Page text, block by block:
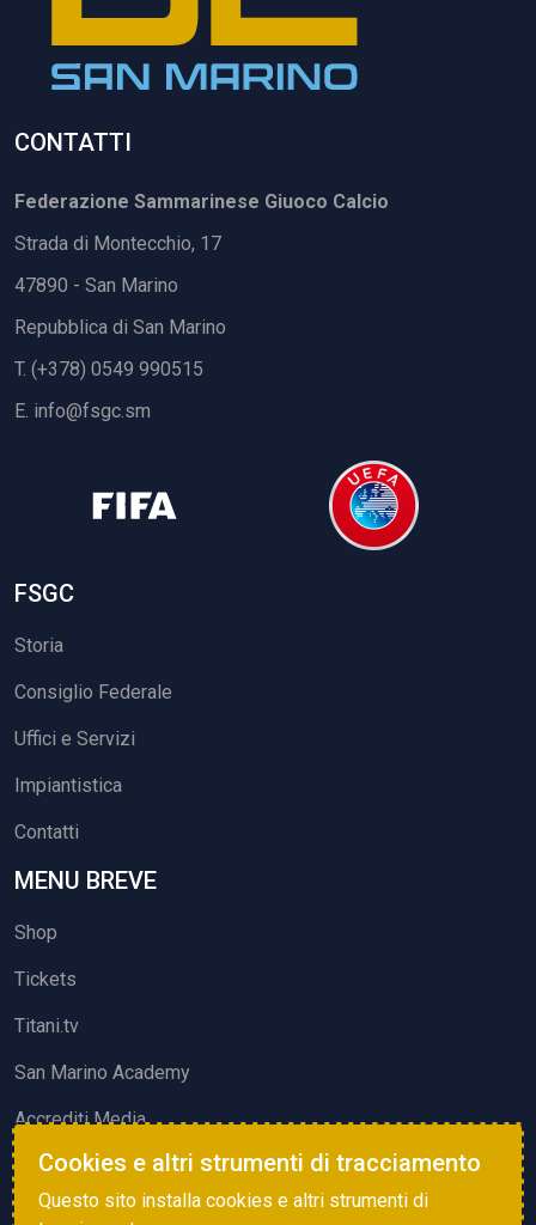
CONTATTI
Federazione Sammarinese Giuoco Calcio
Strada di Montecchio, 17
47890 - San Marino
Repubblica di San Marino
T. (+378) 0549 990515
E. info@fsgc.sm
FSGC
Storia
Consiglio Federale
Uffici e Servizi
Impiantistica
Contatti
MENU BREVE
Shop
Tickets
Titani.tv
San Marino Academy
Accrediti Media
ATTIVITÀ ED EVENTI
Squadre di Calcio
Cookies e altri strumenti di tracciamento
Questo sito installa cookies e altri strumenti di